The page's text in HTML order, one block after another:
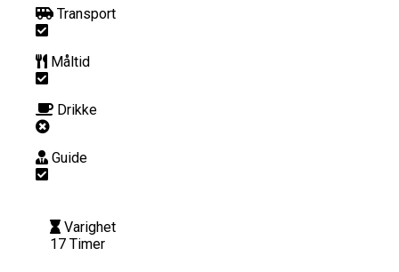
Transport
Måltid
Drikke
Guide
Varighet
17 Timer